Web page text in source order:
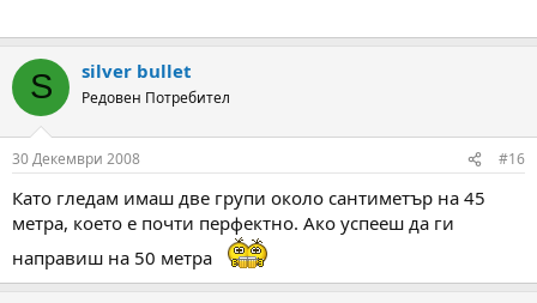
S silver bullet
Редовен Потребител
30 Декември 2008 #16
Като гледам имаш две групи около сантиметър на 45
метра, което е почти перфектно. Ако успееш да ги
направиш на 50 метра